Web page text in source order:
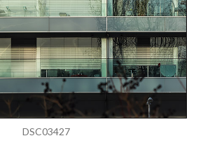
DSC03427